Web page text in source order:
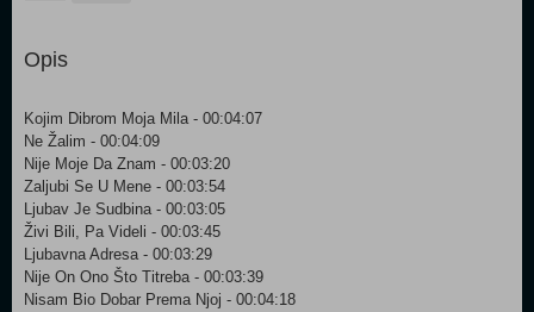
Opis
Kojim Dibrom Moja Mila - 00:04:07
Ne Žalim - 00:04:09
Nije Moje Da Znam - 00:03:20
Zaljubi Se U Mene - 00:03:54
Ljubav Je Sudbina - 00:03:05
Živi Bili, Pa Videli - 00:03:45
Ljubavna Adresa - 00:03:29
Nije On Ono Što Titreba - 00:03:39
Nisam Bio Dobar Prema Njoj - 00:04:18